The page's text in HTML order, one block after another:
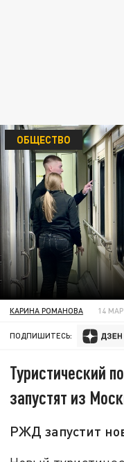
ОБЩЕСТВО
КАРИНА РОМАНОВА 14
ПОДПИШИТЕСЬ:
Туристический
запустят из
РЖД запустит